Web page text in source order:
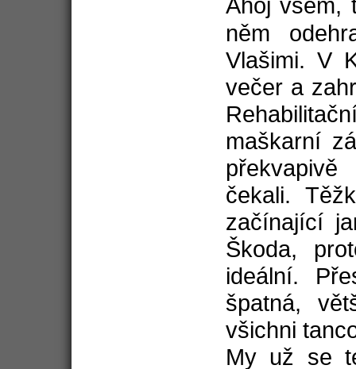
něm
Vlašimi. V
večer a
maškarní
čekali.
začínající
Škoda,
ideální.
špatná,
všichni
My už se